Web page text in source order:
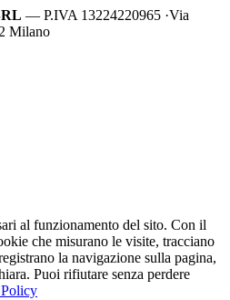
— P.IVA 13224220965 ·Via
Milano
al funzionamento del sito. Con il
che misurano le visite, tracciano
la navigazione sulla pagina,
Puoi rifiutare senza perdere